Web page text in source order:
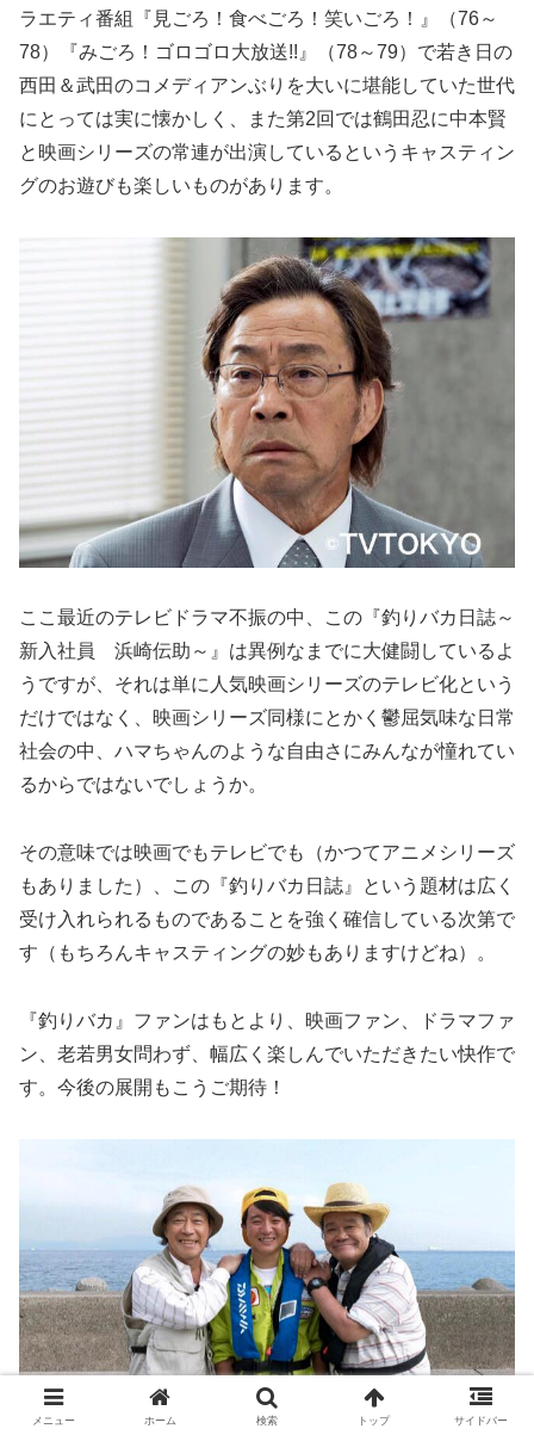
ラエティ番組『見ごろ！食べごろ！笑いごろ！』（76～
78）『みごろ！ゴロゴロ大放送!!』（78～79）で若き日の
西田＆武田のコメディアンぶりを大いに堪能していた世代
にとっては実に懐かしく、また第2回では鶴田忍に中本賢
と映画シリーズの常連が出演しているというキャスティン
グのお遊びも楽しいものがあります。
ここ最近のテレビドラマ不振の中、この『釣りバカ日誌～
新入社員 浜崎伝助～』は異例なまでに大健闘しているよ
うですが、それは単に人気映画シリーズのテレビ化という
だけではなく、映画シリーズ同様にとかく鬱屈気味な日常
社会の中、ハマちゃんのような自由さにみんなが憧れてい
るからではないでしょうか。
その意味では映画でもテレビでも（かつてアニメシリーズ
もありました）、この『釣りバカ日誌』という題材は広く
受け入れられるものであることを強く確信している次第で
す（もちろんキャスティングの妙もありますけどね）。
『釣りバカ』ファンはもとより、映画ファン、ドラマファ
ン、老若男女問わず、幅広く楽しんでいただきたい快作で
す。今後の展開もこうご期待！
メニュー ホーム 検索 トップ サイドバー